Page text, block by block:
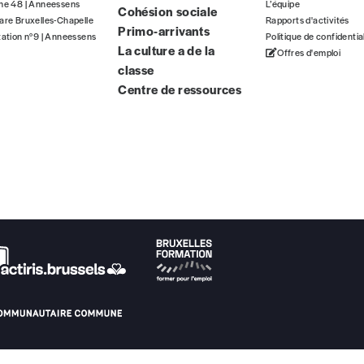
commandez au numéro.
papier ou numérique.
IBAN BE34 0010 7305 2190
moment, même après avoir reçu plusieurs numéros. Ce
Par numéro
48 | Anneessens
Bruxelles-Chapelle
n°9 | Anneessens
Cohésion sociale
Primo-arrivants
La culture a de la
classe
Centre de ressources
L’équipe
Rapports d'activités
Politique de
Offres d'emploi